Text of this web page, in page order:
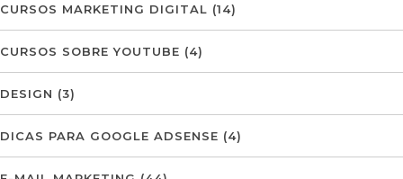
CURSOS MARKETING DIGITAL (14)
CURSOS SOBRE YOUTUBE (4)
DESIGN (3)
DICAS PARA GOOGLE ADSENSE (4)